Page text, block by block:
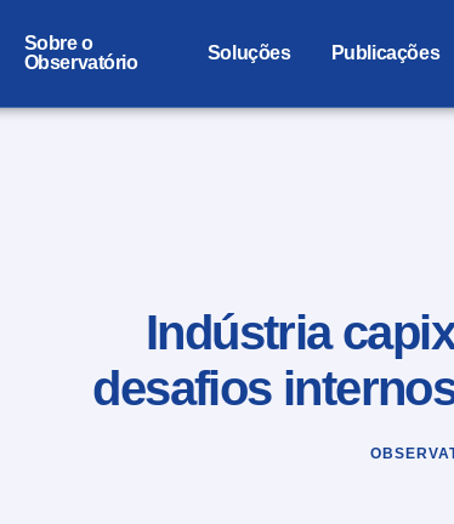
Sobre o
Observatório
Soluções Publicações
Indústria
desafios